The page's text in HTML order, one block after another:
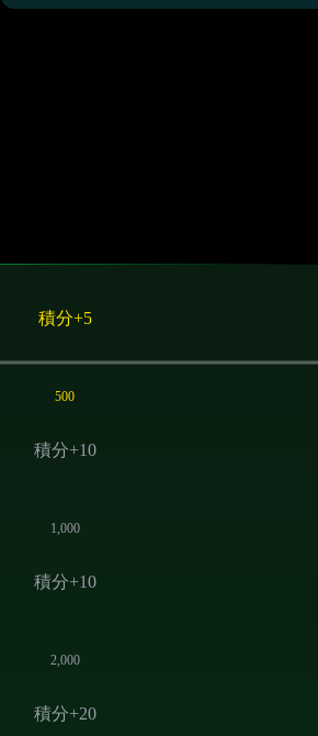
暫無數據
積分+5
500
積分+10
1,000
積分+10
2,000
積分+20